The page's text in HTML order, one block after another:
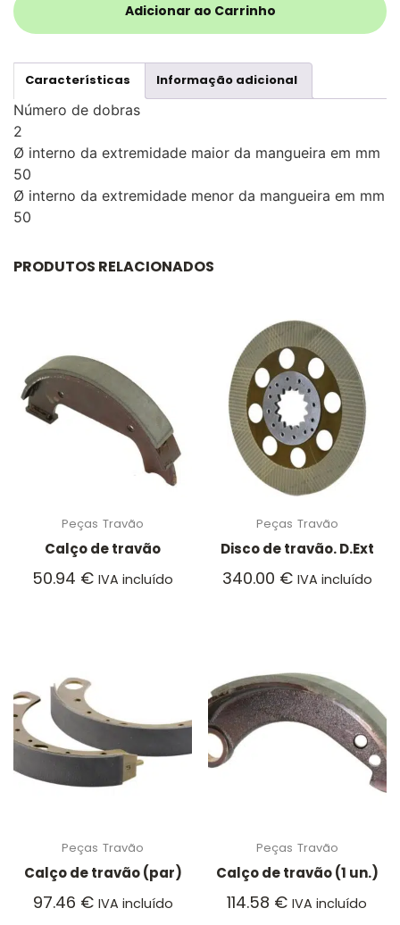
Adicionar ao Carrinho
Características Informação adicional
Número de dobras
2
Ø interno da extremidade maior da mangueira em mm
50
Ø interno da extremidade menor da mangueira em mm
50
PRODUTOS RELACIONADOS
Peças Travão
Calço de travão
50.94 € IVA incluído
Peças Travão
Disco de travão. D.Ext
340.00 € IVA incluído
Peças Travão
Calço de travão (par)
97.46 € IVA incluído
Peças Travão
Calço de travão (1 un.)
114.58 € IVA incluído